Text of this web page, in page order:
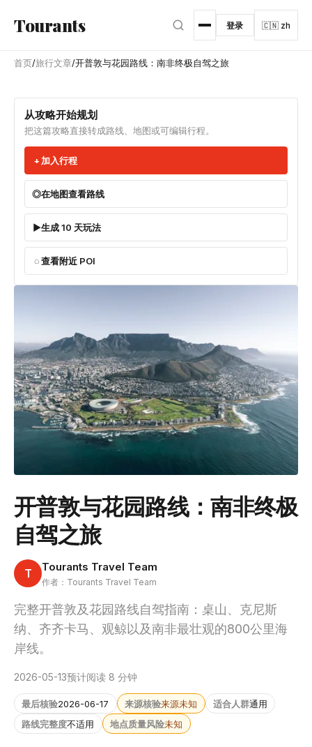
Tourants 登录 🇨🇳 zh
首页/旅行文章/开普敦与花园路线：南非终极自驾之旅
从攻略开始规划
把这篇攻略直接转成路线、地图或可编辑行程。
加入行程
在地图查看路线
生成 10 天玩法
查看附近 POI
开普敦与花园路线：南非终极
自驾之旅
T Tourants Travel Team
作者：Tourants Travel Team
完整开普敦及花园路线自驾指南：桌山、克尼斯
纳、齐齐卡马、观鲸以及南非最壮观的800公里海
岸线。
2026-05-13预计阅读 8 分钟
最后核验2026-06-17 来源核验来源未知 适合人群通用
路线完整度不适用 地点质量风险未知